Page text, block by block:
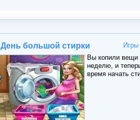
День большой стирки
Вы копили вещи
неделю, и
время начать